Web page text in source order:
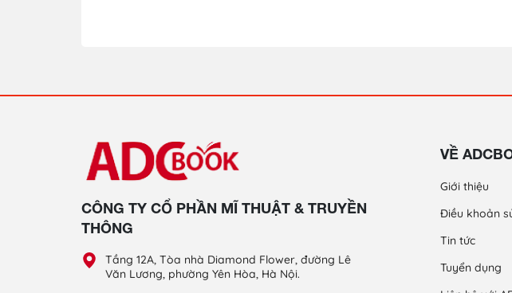
CÔNG TY CỔ PHẦN MĨ THUẬT & TRUYỀN
THÔNG
Tầng 12A, Tòa nhà Diamond Flower, đường Lê
Văn Lương, phường Yên Hòa, Hà Nội.
VỀ
Giới thiệu
Điều khoản
Tin tức
Tuyển dụng